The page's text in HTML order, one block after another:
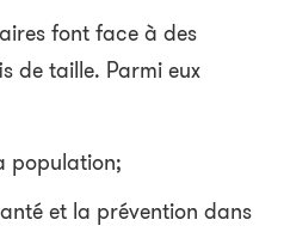
font face à des
de taille. Parmi eux
population;
et la prévention dans